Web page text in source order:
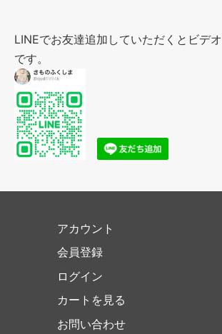
LINEでお友達追加していただくとビデ
です。
アカウント
会員登録
ログイン
カートを見る
お問い合わせ